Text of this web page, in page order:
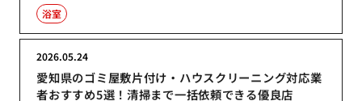
浴室
愛知県のゴミ屋敷片付け・ハウスクリーニング対応業
者おすすめ5選！清掃まで一括依頼できる優良店
2026.05.24